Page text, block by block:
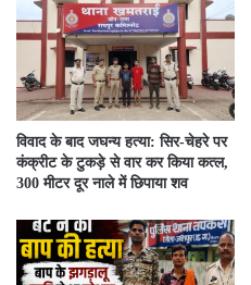
विवाद के बाद जघन्य हत्या: सिर-चेहरे पर
कंक्रीट के टुकड़े से वार कर किया कत्ल,
300 मीटर दूर नाले में छिपाया शव